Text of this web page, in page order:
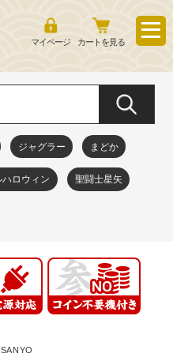
マイページ カートを見る
ジャグラー まどか
ハロウィン 聖闘士星矢
SANYO